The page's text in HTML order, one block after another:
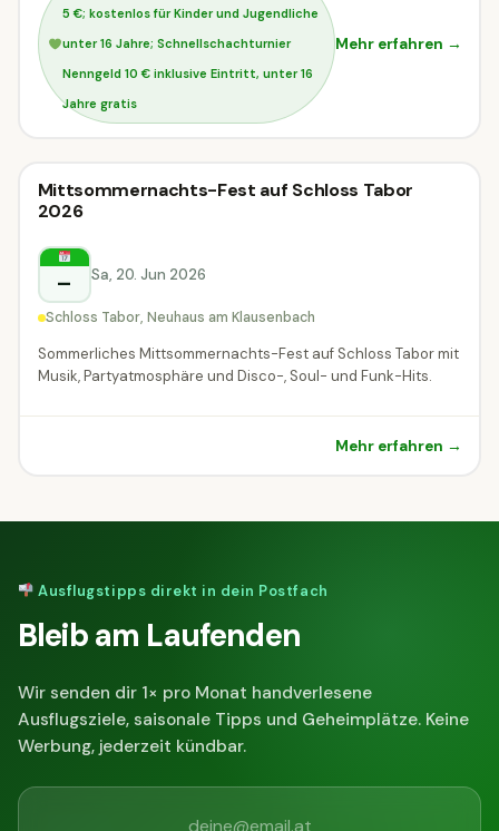
5 €; kostenlos für Kinder und Jugendliche
unter 16 Jahre; Schnellschachturnier
Nenngeld 10 € inklusive Eintritt, unter 16
Jahre gratis
Mehr erfahren →
Stadtfest & Dorffest
Stadtfest & Dorffest
Mittsommernachts-Fest auf Schloss Tabor
2026
– Sa, 20. Jun 2026
Schloss Tabor, Neuhaus am Klausenbach
Sommerliches Mittsommernachts-Fest auf Schloss Tabor mit
Musik, Partyatmosphäre und Disco-, Soul- und Funk-Hits.
Mehr erfahren →
Ausflugstipps direkt in dein Postfach
Bleib am Laufenden
Wir senden dir 1× pro Monat handverlesene
Ausflugsziele, saisonale Tipps und Geheimplätze. Keine
Werbung, jederzeit kündbar.